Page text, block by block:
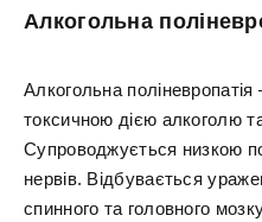
Алкогольна
Алкогольна
токсичною дією алкоголю
Супроводжується низкою
нервів. Відбувається
спинного та головного